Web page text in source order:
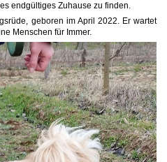
endgültiges Zuhause zu finden.
geboren im April 2022. Er wartet
Menschen für Immer.